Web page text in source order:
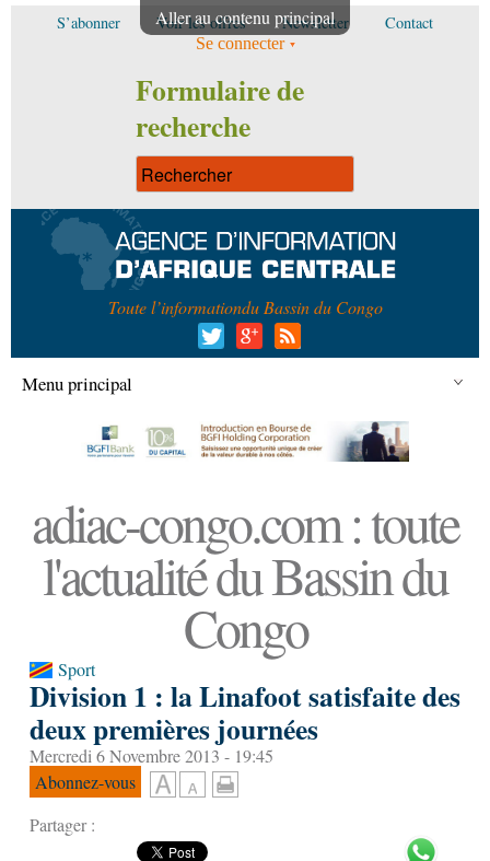
Aller au contenu principal
S’abonner Voir les offres Newsletter Contact
Se connecter
Formulaire de
recherche
Toute l’informationdu Bassin du Congo
Menu principal
adiac-congo.com : toute
l'actualité du Bassin du
Congo
Sport
Division 1 : la Linafoot satisfaite des
deux premières journées
Mercredi 6 Novembre 2013 - 19:45
Abonnez-vous
Partager :